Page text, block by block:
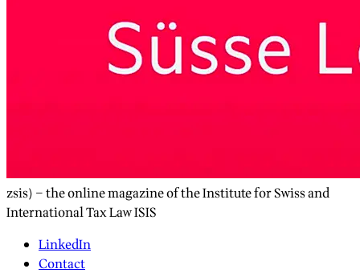
zsis) – the online magazine of the Institute for Swiss and
International Tax Law ISIS
LinkedIn
Contact